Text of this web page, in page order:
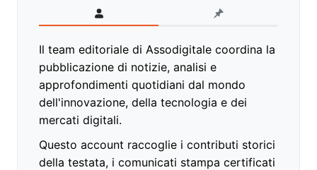
Il team editoriale di Assodigitale coordina la
pubblicazione di notizie, analisi e
approfondimenti quotidiani dal mondo
dell'innovazione, della tecnologia e dei
mercati digitali.
Questo account raccoglie i contributi storici
della testata, i comunicati stampa certificati